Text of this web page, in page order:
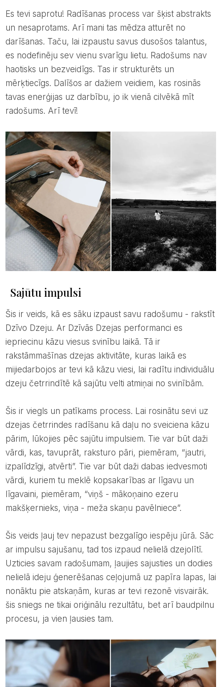
Es tevi saprotu! Radīšanas process var šķist abstrakts
un nesaprotams. Arī mani tas mēdza atturēt no
darīšanas. Taču, lai izpaustu savus dusošos talantus,
es nodefinēju sev vienu svarīgu lietu. Radošums nav
haotisks un bezveidīgs. Tas ir strukturēts un
mērķtiecīgs. Dalīšos ar dažiem veidiem, kas rosinās
tavas enerģijas uz darbību, jo ik vienā cilvēkā mīt
radošums. Arī tevī!
Sajūtu impulsi
šis ir veids, kā es sāku izpaust savu radošumu - rakstīt
Dzīvo Dzeju. Ar Dzīvās Dzejas performanci es
iepriecinu kāzu viesus svinību laikā. Tā ir
rakstāmmašīnas dzejas aktivitāte, kuras laikā es
mijiedarbojos ar tevi kā kāzu viesi, lai radītu individuālu
dzeju četrrindītē kā sajūtu velti atmiņai no svinībām.
šis ir viegls un patīkams process. Lai rosinātu sevi uz
dzejas četrrindes radīšanu kā daļu no sveiciena kāzu
pārim, lūkojies pēc sajūtu impulsiem. Tie var būt daži
vārdi, kas, tavuprāt, raksturo pāri, piemēram, “jautri,
izpalīdzīgi, atvērti”. Tie var būt daži dabas iedvesmoti
vārdi, kuriem tu meklē kopsakarības ar līgavu un
līgavaini, piemēram, “viņš - mākoņaino ezeru
makšķernieks, viņa - meža skaņu pavēlniece”.
šis veids ļauj tev nepazust bezgalīgo iespēju jūrā. Sāc
ar impulsu sajušanu, tad tos izpaud nelielā dzejolītī.
Uzticies savam radošumam, ļaujies sajusties un dodies
nelielā ideju ģenerēšanas ceļojumā uz papīra lapas, lai
nonāktu pie atskaņām, kuras ar tevi rezonē visvairāk.
šis sniegs ne tikai oriģinālu rezultātu, bet arī baudpilnu
procesu, ja vien ļausies tam.